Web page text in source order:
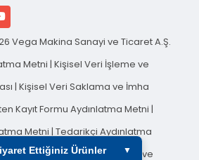
Vega Makina Sanayi ve Ticaret A.Ş.
Metni | Kişisel Veri İşleme ve
| Kişisel Veri Saklama ve İmha
Kayıt Formu Aydınlatma Metni |
Metni | Tedarikçi Aydınlatma
Aydınlatma Metni Çerez ve
Ettiğiniz Ürünler ▼